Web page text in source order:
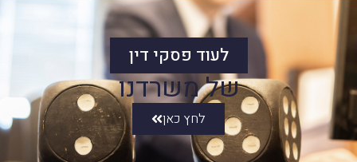
לעוד פסקי דין
של משרדנו
לחץ כאן